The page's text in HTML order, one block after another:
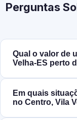
Perguntas
Qual o valor de
Velha‑ES perto
Em quais
no Centro, Vila